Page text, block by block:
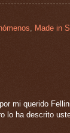
Made in
mi querido
lo ha descrito